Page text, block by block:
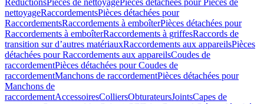
RéductionsPièces de nettoyagePièces détachées pour Pièces de
nettoyageRaccordementsPièces détachées pour
RaccordementsRaccordements à emboîterPièces détachées pour
Raccordements à emboîterRaccordements à griffesRaccords de
transition sur d’autres matériauxRaccordements aux appareilsPièces
détachées pour Raccordements aux appareilsCoudes de
raccordementPièces détachées pour Coudes de
raccordementManchons de raccordementPièces détachées pour
Manchons de
raccordementAccessoiresColliersObturateursJointsCapes de